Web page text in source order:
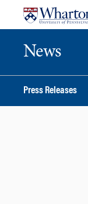
News
Press Releases